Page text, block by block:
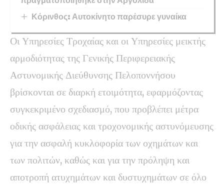
Κόρινθος: Αυτοκίνητο παρέσυρε γυναίκα
Οι Υπηρεσίες Τροχαίας και οι Υπηρεσίες μεικτής
αρμοδιότητας της Γενικής Περιφερειακής
Αστυνομικής Διεύθυνσης Πελοποννήσου
βρίσκονται σε διαρκή ετοιμότητα, εφαρμόζοντας
συγκεκριμένο σχεδιασμό, που προβλέπει μέτρα
οδικής ασφάλειας και τροχονομικής αστυνόμευσης
για την ασφαλή κυκλοφορία των οχημάτων και
των πολιτών, καθώς και για την πρόληψη και
αποτροπή ατυχημάτων και δυστυχημάτων σε όλο